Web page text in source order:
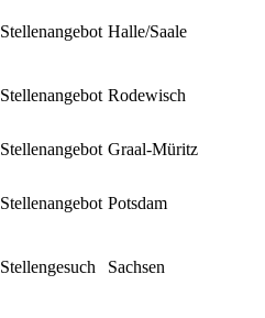
Stellenangebot Halle/Saale
Stellenangebot Rodewisch
Stellenangebot Graal-Müritz
Stellenangebot Potsdam
Stellengesuch Sachsen